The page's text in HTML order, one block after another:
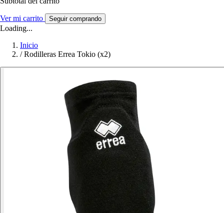
Ver mi carrito Seguir comprando
Loading...
Inicio
/ Rodilleras Errea Tokio (x2)